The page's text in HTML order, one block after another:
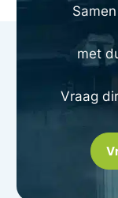
met
Vraag